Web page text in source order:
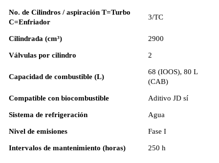
No. de Cilindros / aspiración T=Turbo
C=Enfriador
3/TC
Cilindrada (cm³) 2900
Válvulas por cilindro 2
Capacidad de combustible (L)
68 (IOOS), 80 L
(CAB)
Compatible con biocombustible Aditivo JD sí
Sistema de refrigeración Agua
Nivel de emisiones Fase I
Intervalos de mantenimiento (horas) 250 h